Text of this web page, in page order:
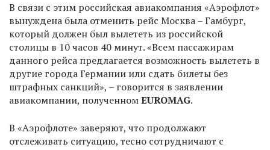
В связи с этим российская авиакомпания «Аэрофлот»
вынуждена была отменить рейс Москва – Гамбург,
который должен был вылететь из российской
столицы в 10 часов 40 минут. «Всем пассажирам
данного рейса предлагается возможность вылететь в
другие города Германии или сдать билеты без
штрафных санкций», – говорится в заявлении
авиакомпании, полученномEUROMAG.
В «Аэрофлоте» заверяют, что продолжают
отслеживать ситуацию, тесно сотрудничают с